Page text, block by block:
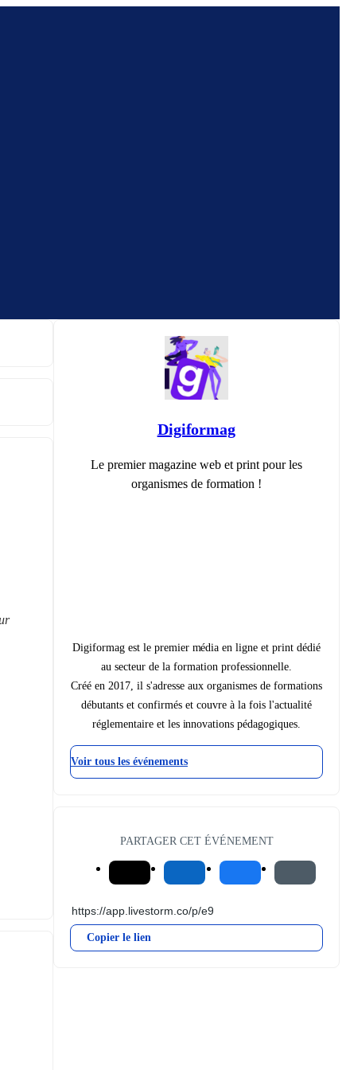
Digiformag
Le premier magazine web et print pour les
organismes de formation !
Digiformag est le premier média en ligne et print dédié
au secteur de la formation professionnelle.
Créé en 2017, il s'adresse aux organismes de formations
débutants et confirmés et couvre à la fois l'actualité
réglementaire et les innovations pédagogiques.
Voir tous les événements
PARTAGER CET ÉVÉNEMENT
Copier le lien